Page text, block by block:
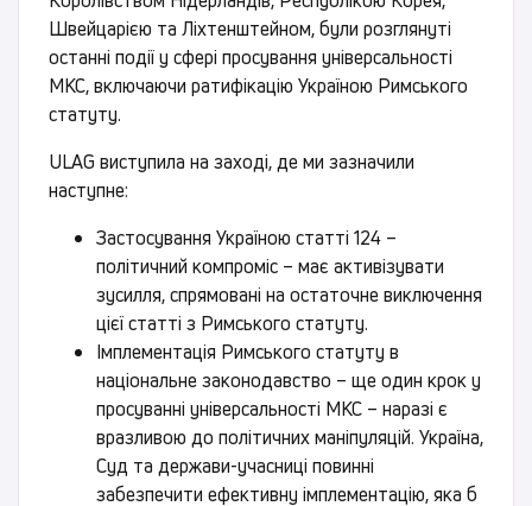
Швейцарією та Ліхтенштейном, були розглянуті
останні події у сфері просування універсальності
МКС, включаючи ратифікацію Україною Римського
статуту.
ULAG виступила на заході, де ми зазначили
наступне:
Застосування Україною статті 124 –
політичний компроміс – має активізувати
зусилля, спрямовані на остаточне виключення
цієї статті з Римського статуту.
Імплементація Римського статуту в
національне законодавство – ще один крок у
просуванні універсальності МКС – наразі є
вразливою до політичних маніпуляцій. Україна,
Суд та держави-учасниці повинні
забезпечити ефективну імплементацію, яка б